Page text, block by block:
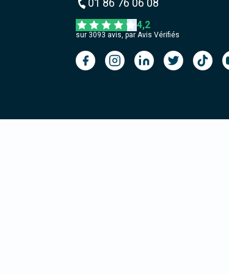
01 86 76 06 08
4,2
sur 3093 avis, par Avis Vérifiés